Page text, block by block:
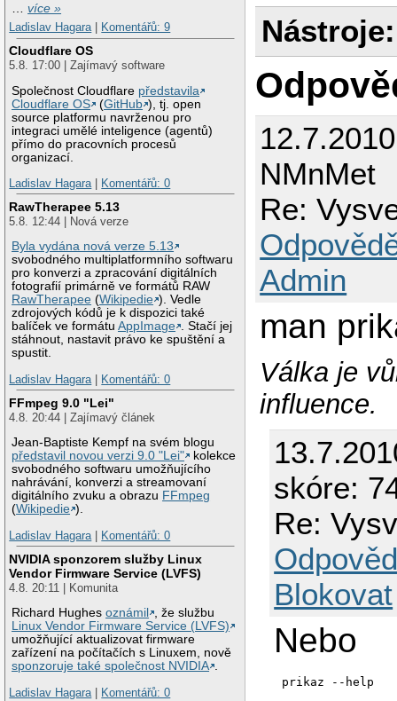
…více »
Ladislav Hagara| Komentářů: 9
Cloudflare OS
5.8. 17:00 | Zajímavý software
Společnost Cloudflare představila
Cloudflare OS
(GitHub ), tj. open
source platformu navrženou pro
integraci umělé inteligence (agentů)
přímo do pracovních procesů
organizací.
Ladislav Hagara| Komentářů: 0
RawTherapee 5.13
5.8. 12:44 | Nová verze
Byla vydána nová verze 5.13
svobodného multiplatformního softwaru
pro konverzi a zpracování digitálních
fotografií primárně ve formátů RAW
RawTherapee (Wikipedie ). Vedle
zdrojových kódů je k dispozici také
balíček ve formátuAppImage . Stačí jej
stáhnout, nastavit právo ke spuštění a
spustit.
Ladislav Hagara| Komentářů: 0
FFmpeg 9.0 "Lei"
4.8. 20:44 | Zajímavý článek
Jean-Baptiste Kempf na svém blogu
představil novou verzi 9.0 "Lei"
kolekce
svobodného softwaru umožňujícího
nahrávání, konverzi a streamovaní
digitálního zvuku a obrazu FFmpeg
(Wikipedie ).
Ladislav Hagara| Komentářů: 0
NVIDIA sponzorem služby Linux
Vendor Firmware Service (LVFS)
4.8. 20:11 | Komunita
Richard Hughesoznámil
, že službu
Linux Vendor Firmware Service (LVFS)
umožňující aktualizovat firmware
zařízení na počítačích s Linuxem, nově
sponzoruje také společnost NVIDIA .
Ladislav Hagara| Komentářů: 0
Nástroje:
NMnMet
Re:
Admin
man
Válka je
influence.
skóre:
Re:
Blokovat
Nebo
prikaz --help